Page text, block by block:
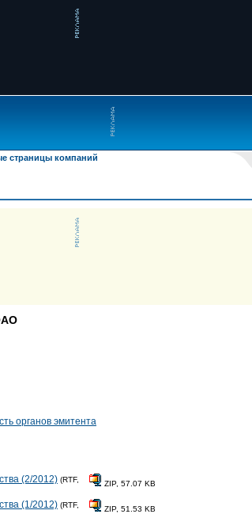
страницы компаний
органов эмитента
(2/2012) (RTF,
ZIP, 57.07 KB
(1/2012) (RTF,
ZIP, 51.53 KB